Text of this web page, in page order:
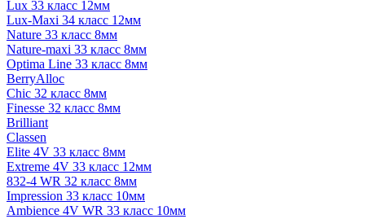
Lux 33 класс 12мм
Lux-Maxi 34 класс 12мм
Nature 33 класс 8мм
Nature-maxi 33 класс 8мм
Optima Line 33 класс 8мм
BerryAlloc
Chic 32 класс 8мм
Finesse 32 класс 8мм
Brilliant
Classen
Elite 4V 33 класс 8мм
Extreme 4V 33 класс 12мм
832-4 WR 32 класс 8мм
Impression 33 класс 10мм
Ambience 4V WR 33 класс 10мм